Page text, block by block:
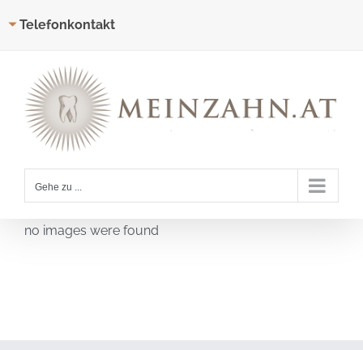
Telefonkontakt
Inhalt
springen
Gehe zu ...
no images were found